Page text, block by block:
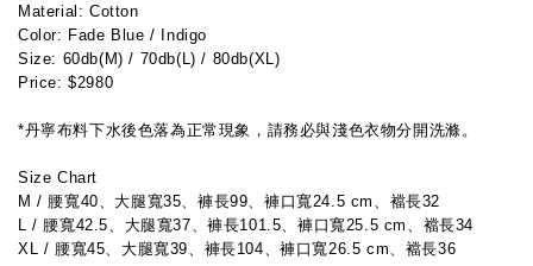
Material: Cotton
Color: Fade Blue / Indigo
Size: 60db(M) / 70db(L) / 80db(XL)
Price: $2980
*丹寧布料下水後色落為正常現象，請務必與淺色衣物分開洗滌。
Size Chart
M / 腰寬40、大腿寬35、褲長99、褲口寬24.5 cm、襠長32
L / 腰寬42.5、大腿寬37、褲長101.5、褲口寬25.5 cm、襠長34
XL / 腰寬45、大腿寬39、褲長104、褲口寬26.5 cm、襠長36